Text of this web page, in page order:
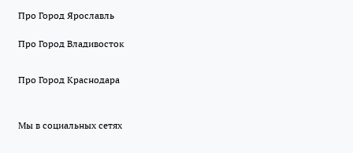
Про Город Ярославль
Про Город Владивосток
Про Город Краснодара
Мы в социальных сетях